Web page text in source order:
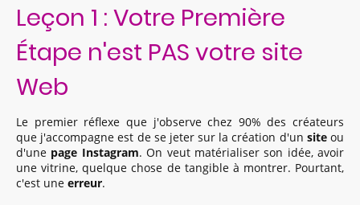
Leçon 1 : Votre Première
Étape n'est PAS votre site
Web
Le premier réflexe que j'observe chez 90% des créateurs
que j'accompagne est de se jeter sur la création d'un siteou
d'une page Instagram. On veut matérialiser son idée, avoir
une vitrine, quelque chose de tangible à montrer. Pourtant,
c'est une erreur.